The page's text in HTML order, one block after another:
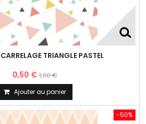
TRIANGLE PASTEL
0,50 €1,00 €
Ajouter au panier
-50%